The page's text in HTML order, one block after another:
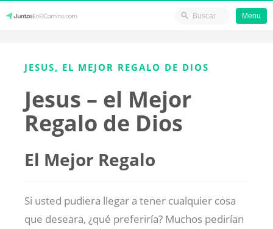
content
Menu
JESUS, EL MEJOR REGALO DE DIOS
Jesus – el Mejor
Regalo de Dios
El Mejor Regalo
Si usted pudiera llegar a tener cualquier cosa
que deseara, ¿qué preferiría? Muchos pedirían